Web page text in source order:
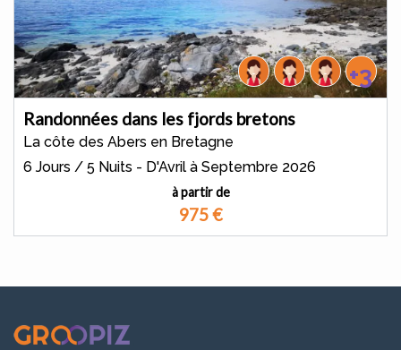
+3
Randonnées dans les fjords bretons
La côte des Abers en Bretagne
6 Jours / 5 Nuits - D'Avril à Septembre 2026
à partir de
975€